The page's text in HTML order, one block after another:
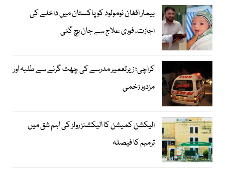
بیمار افغان نومولود کو پاکستان میں داخلے کی
اجازت، فوری علاج سے جان بچ گئی
کراچی؛ زیرتعمیر مدرسے کی چھت گرنے سے طلبہ اور
مزدور زخمی
الیکشن کمیشن کا الیکشنز رولز کی اہم شق میں
ترمیم کا فیصلہ